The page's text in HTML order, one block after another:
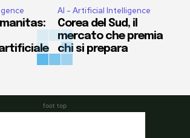
artificiale
AI - Artificial Intelligence
Corea del Sud, il
mercato che premia
chi si prepara
foot top